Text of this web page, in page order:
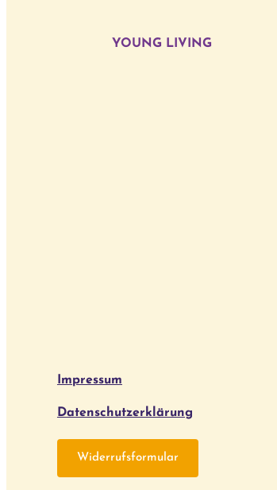
YOUNG LIVING
Impressum
Datenschutzerklärung
Widerrufsformular